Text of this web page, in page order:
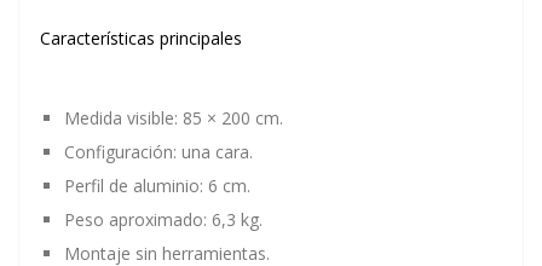
Características principales
Medida visible: 85 × 200 cm.
Configuración: una cara.
Perfil de aluminio: 6 cm.
Peso aproximado: 6,3 kg.
Montaje sin herramientas.